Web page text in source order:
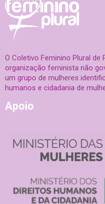
O Coletivo Feminino Plural
organização feminista não
um grupo de mulheres
humanos e cidadania de
Apoio